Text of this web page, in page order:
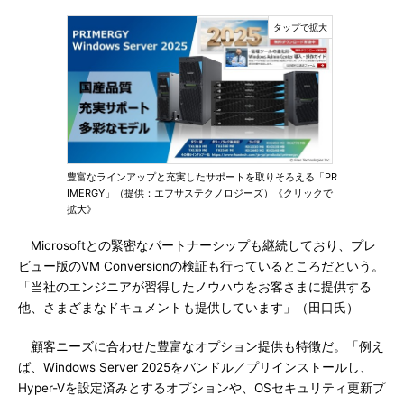
豊富なラインアップと充実したサポートを取りそろえる「PR
IMERGY」（提供：エフサステクノロジーズ）《クリックで
拡大》
Microsoftとの緊密なパートナーシップも継続しており、プレ
ビュー版のVM Conversionの検証も行っているところだという。
「当社のエンジニアが習得したノウハウをお客さまに提供する
他、さまざまなドキュメントも提供しています」（田口氏）
顧客ニーズに合わせた豊富なオプション提供も特徴だ。「例え
ば、Windows Server 2025をバンドル／プリインストールし、
Hyper-Vを設定済みとするオプションや、OSセキュリティ更新プ